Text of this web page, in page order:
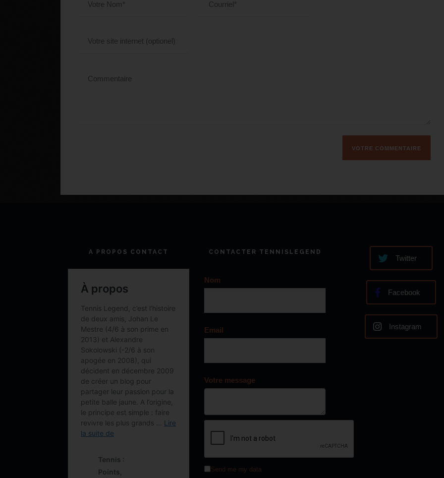
A PROPOS CONTACT CONTACTER TENNISLEGEND
Nom
Email
Votre message
Send me my data
Twitter
Facebook
Instagram